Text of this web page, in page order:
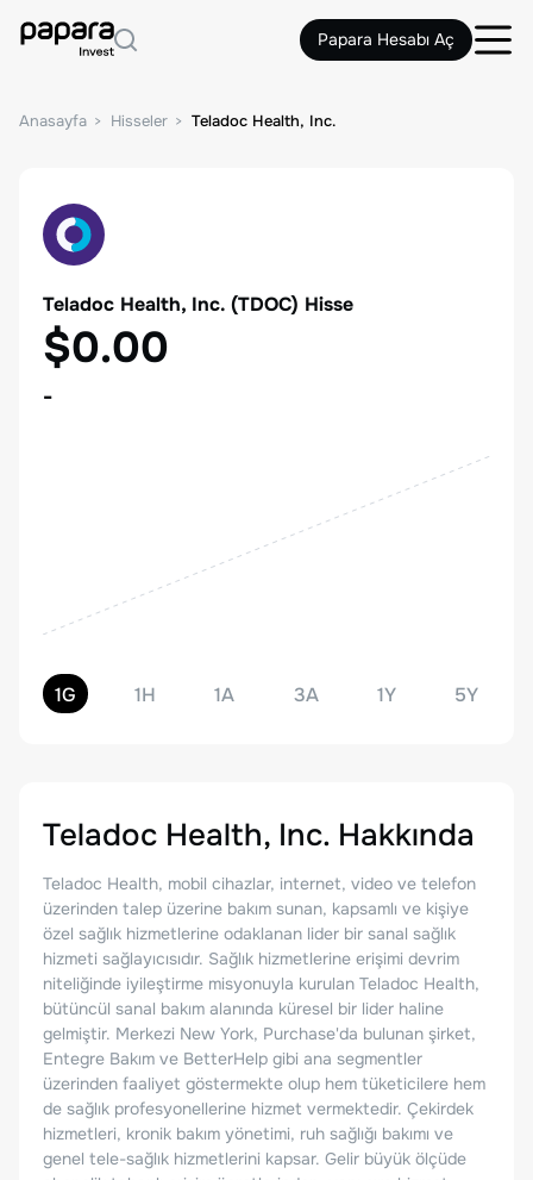
Papara Hesabı Aç
Anasayfa Hisseler Teladoc Health, Inc.
Teladoc Health, Inc. (TDOC) Hisse
$0.00
-
1G 1H 1A 3A 1Y 5Y
Teladoc Health, Inc. Hakkında
Teladoc Health, mobil cihazlar, internet, video ve telefon
üzerinden talep üzerine bakım sunan, kapsamlı ve kişiye
özel sağlık hizmetlerine odaklanan lider bir sanal sağlık
hizmeti sağlayıcısıdır. Sağlık hizmetlerine erişimi devrim
niteliğinde iyileştirme misyonuyla kurulan Teladoc Health,
bütüncül sanal bakım alanında küresel bir lider haline
gelmiştir. Merkezi New York, Purchase'da bulunan şirket,
Entegre Bakım ve BetterHelp gibi ana segmentler
üzerinden faaliyet göstermekte olup hem tüketicilere hem
de sağlık profesyonellerine hizmet vermektedir. Çekirdek
hizmetleri, kronik bakım yönetimi, ruh sağlığı bakımı ve
genel tele-sağlık hizmetlerini kapsar. Gelir büyük ölçüde